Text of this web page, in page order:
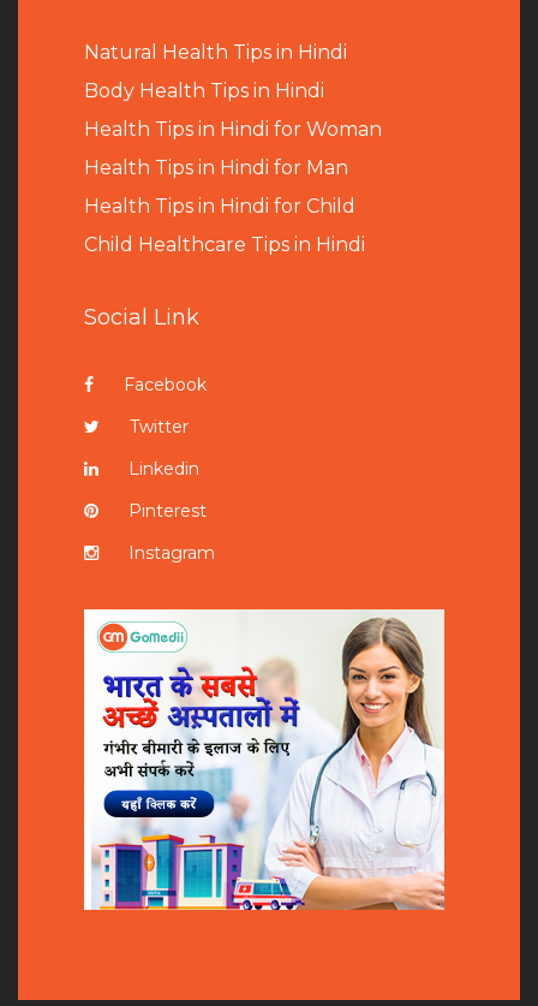
Natural Health Tips in Hindi
Body Health Tips in Hindi
Health Tips in Hindi for Woman
Health Tips in Hindi for Man
Health Tips in Hindi for Child
Child Healthcare Tips in Hindi
Social Link
Facebook
Twitter
Linkedin
Pinterest
Instagram